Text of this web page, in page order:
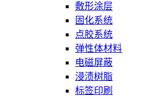
敷形涂层
固化系统
点胶系统
弹性体材料
电磁屏蔽
浸渍树脂
标签印刷